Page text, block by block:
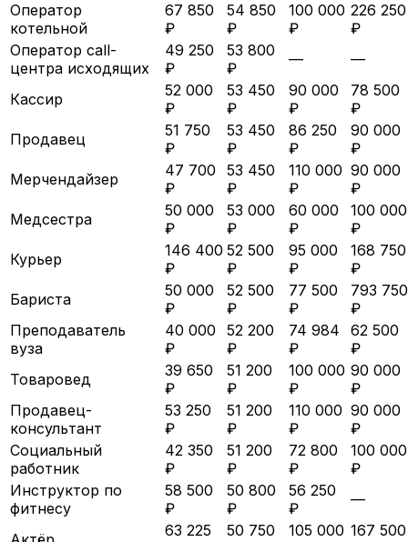
Оператор
котельной
67 850
₽
54 850
₽
100 000
₽
226 250
₽
Оператор call-
центра исходящих
49 250
₽
53 800
₽
— —
Кассир
52 000
₽
53 450
₽
90 000
₽
78 500
₽
Продавец
51 750
₽
53 450
₽
86 250
₽
90 000
₽
Мерчендайзер
47 700
₽
53 450
₽
110 000
₽
90 000
₽
Медсестра
50 000
₽
53 000
₽
60 000
₽
100 000
₽
Курьер
146 400
₽
52 500
₽
95 000
₽
168 750
₽
Бариста
50 000
₽
52 500
₽
77 500
₽
793 750
₽
Преподаватель
вуза
40 000
₽
52 200
₽
74 984
₽
62 500
₽
Товаровед
39 650
₽
51 200
₽
100 000
₽
90 000
₽
Продавец-
консультант
53 250
₽
51 200
₽
110 000
₽
90 000
₽
Социальный
работник
42 350
₽
51 200
₽
72 800
₽
100 000
₽
Инструктор по
фитнесу
58 500
₽
50 800
₽
56 250
₽
—
63 225
50 750
105 000 167 500